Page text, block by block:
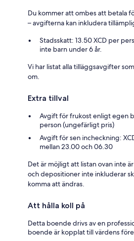
Du kommer att ombes att betala
– avgifterna kan inkludera
Stadsskatt: 13.50 XCD per
inte barn under 6 år.
Vi har listat alla tilläggsavgifter
om.
Extra tillval
Avgift för frukost enligt egen
person (ungefärligt pris)
Avgift för sen incheckning:
mellan 23.00 och 06.30
Det är möjligt att listan ovan inte
och depositioner inte inkluderar
komma att ändras.
Att hålla koll på
Detta boende drivs av en
boende är kopplat till värdens